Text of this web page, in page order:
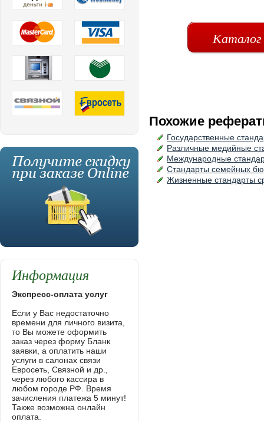
Похожие
Государственные
Различные медийные
Международные
Стандарты семейных
Жизненные стандарты
Информация
Экспресс-оплата услуг
Если у Вас недостаточно
времени для личного визита,
то Вы можете оформить
заказ через форму Бланк
заявки, а оплатить наши
услуги в салонах связи
Евросеть, Связной и др.,
через любого кассира в
любом городе РФ. Время
зачисления платежа 5 минут!
Также возможна онлайн
оплата.